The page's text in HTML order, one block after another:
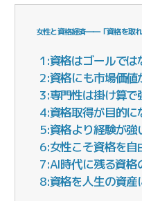
女性と資格経済――「資格を取
1:資格はゴールでは
2:資格にも市場価値
3:専門性は掛け算で
4:資格取得が目的に
5:資格より経験が強
6:女性こそ資格を自
7:AI時代に残る資格
8:資格を人生の資産